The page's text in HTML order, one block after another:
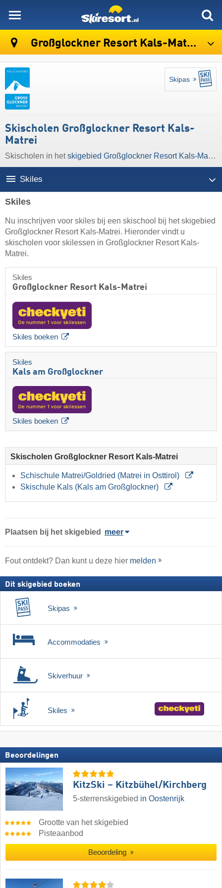
Großglockner Resort Kals-Matrei
Skipas
Skischolen Großglockner Resort Kals-
Matrei
Skischolen in hetskigebied Großglockner Resort Kals-Matrei
Skiles
Skiles
Nu inschrijven voor skiles bij een skischool bij het skigebied
Großglockner Resort Kals-Matrei. Hieronder vindt u
skischolen voor skilessen in Großglockner Resort Kals-
Matrei.
Skiles
Großglockner Resort Kals-Matrei
Skiles boeken
Skiles
Kals am Großglockner
Skiles boeken
Skischolen Großglockner Resort Kals-Matrei
Schischule Matrei/Goldried (Matrei in Osttirol)
Skischule Kals (Kals am Großglockner)
Plaatsen bij het skigebied meer
Fout ontdekt? Dan kunt u deze hier melden
Dit skigebied boeken
Skipas
Accommodaties
Skiverhuur
Skiles
Beoordelingen
KitzSki – Kitzbühel/​Kirchberg
5-sterrenskigebied in Oostenrijk
Grootte van het skigebied
Pisteaanbod
Beoordeling